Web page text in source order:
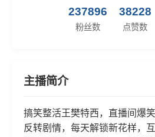
237896
粉丝数
38228
点赞数
主播简介
搞笑整活王樊特西，直播间爆
反转剧情，每天解锁新花样，